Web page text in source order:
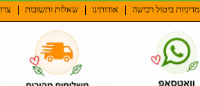
מדיניות ביטול רכישה אודותינו שאלות ותשובות